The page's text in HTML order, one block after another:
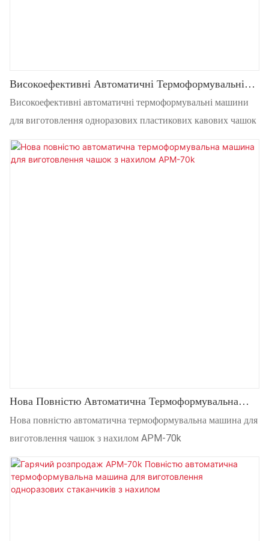
Високоефективні Автоматичні Термоформувальні
Машини Для Виготовлення Одноразових
Пластикових Кавових Чашок
Високоефективні автоматичні термоформувальні машини
для виготовлення одноразових пластикових кавових чашок
Нова Повністю Автоматична Термоформувальна
Машина Для Виготовлення Чашок З Нахилом APM-
70k
Нова повністю автоматична термоформувальна машина для
виготовлення чашок з нахилом APM-70k